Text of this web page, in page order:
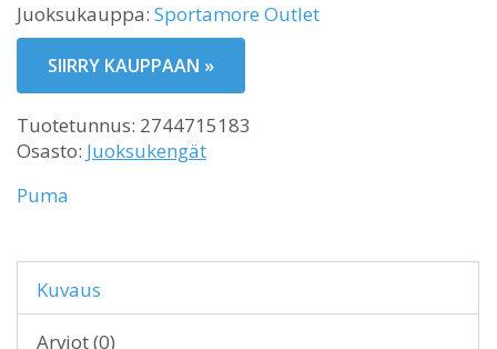
139,90 €.
hinta
on:
83,90 €.
Juoksukauppa: Sportamore Outlet
SIIRRY KAUPPAAN »
Tuotetunnus: 2744715183
Osasto: Juoksukengät
Puma
Kuvaus
Arviot (0)